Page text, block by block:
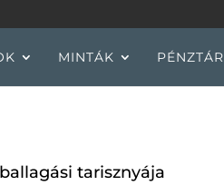
MINTÁK PÉNZTÁR
tarisznyája